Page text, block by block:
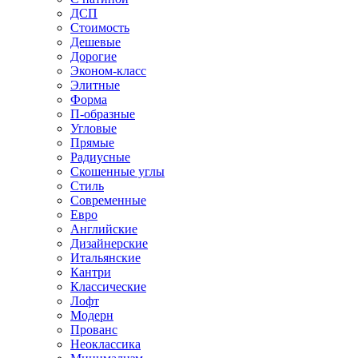
ДСП
Стоимость
Дешевые
Дорогие
Эконом-класс
Элитные
Форма
П-образные
Угловые
Прямые
Радиусные
Скошенные углы
Стиль
Современные
Евро
Английские
Дизайнерские
Итальянские
Кантри
Классические
Лофт
Модерн
Прованс
Неоклассика